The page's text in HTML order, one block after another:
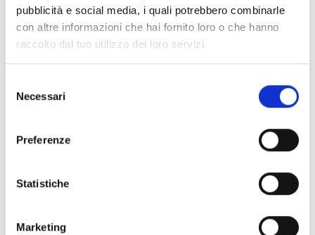
pubblicità e social media, i quali potrebbero combinarle
con altre informazioni che hai fornito loro o che hanno
raccolto dal tuo utilizzo dei loro servizi.
delNecessari
Preferenze
Statistiche
Marketing